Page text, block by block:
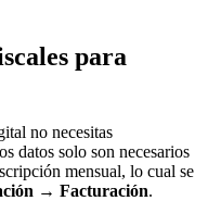
para
no necesitas
datos solo son necesarios
mensual, lo cual se
→ Facturación.